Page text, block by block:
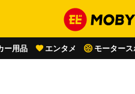
ー用品 エンタメ モータース